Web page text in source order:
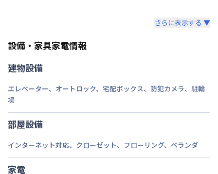
約が入っていなければ、ご対応可能です。その際、再
い。期間の変更がある場合は、できるだけお早めにご
さらに表示する ▼
設備・家具家電情報
建物設備
エレベーター、 オートロック、 宅配ボックス、 防犯カメラ、 駐輪
場
部屋設備
インターネット対応、 クローゼット、 フローリング、 ベランダ
家電